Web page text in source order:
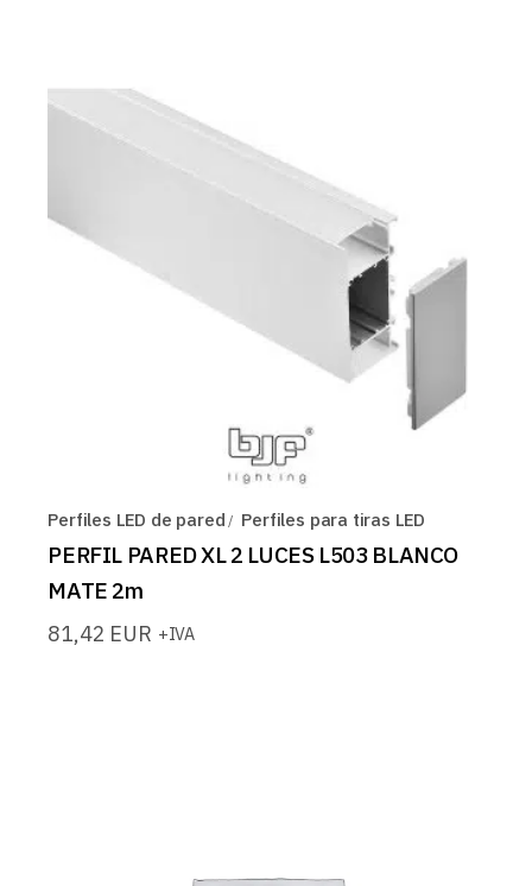
Perfiles LED de pared Perfiles para tiras LED
PERFIL PARED XL 2 LUCES L503 BLANCO
MATE 2m
81,42 EUR +IVA